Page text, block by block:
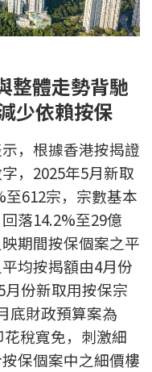
整體走勢背馳
少依賴按保
，根據香港按揭證
，2025年5月新取
612宗，宗數基本
落14.2%至29億
期間按保個案之平
均按揭額由4月份
月份新取用按保宗
底財政預算案為
稅寬免，刺激細
保個案中之細價樓